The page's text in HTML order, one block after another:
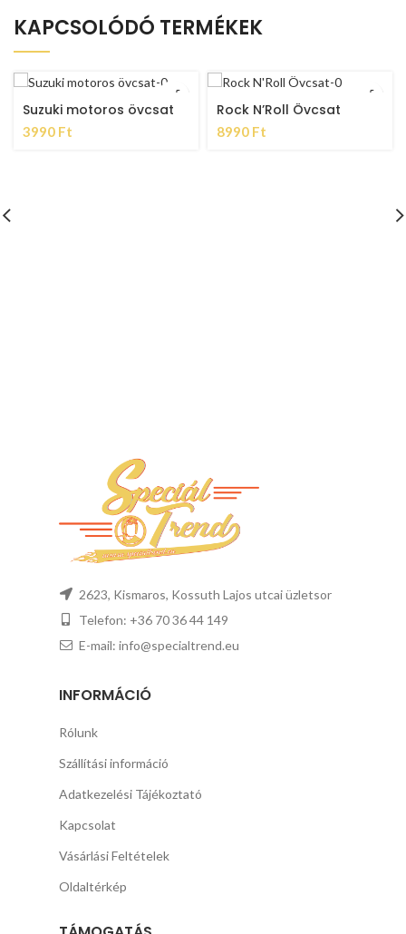
KAPCSOLÓDÓ TERMÉKEK
Suzuki motoros övcsat
3990 Ft
Rock N’Roll Övcsat
8990 Ft
2623, Kismaros, Kossuth Lajos utcai üzletsor
Telefon: +36 70 36 44 149
E-mail: info@specialtrend.eu
INFORMÁCIÓ
Rólunk
Szállítási információ
Adatkezelési Tájékoztató
Kapcsolat
Vásárlási Feltételek
Oldaltérkép